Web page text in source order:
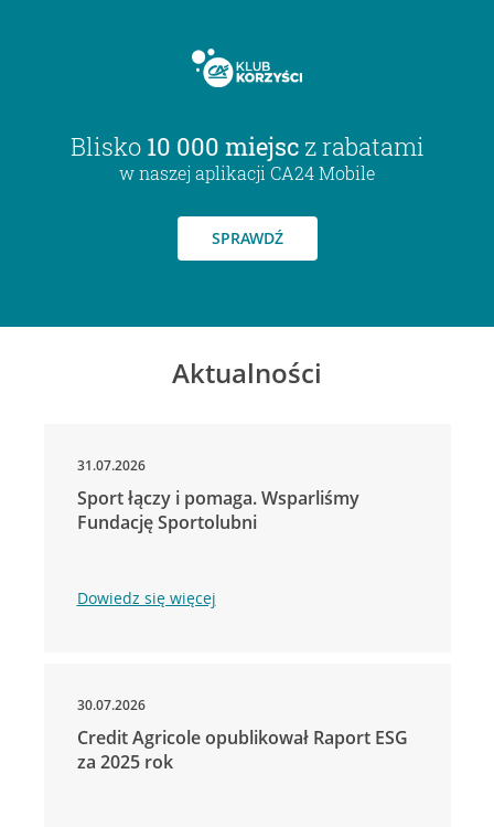
Blisko 10 000 miejsc z rabatami
w naszej aplikacji CA24 Mobile
SPRAWDŹ
Aktualności
31.07.2026
Sport łączy i pomaga. Wsparliśmy
Fundację Sportolubni
Dowiedz się więcej
30.07.2026
Credit Agricole opublikował Raport ESG
za 2025 rok